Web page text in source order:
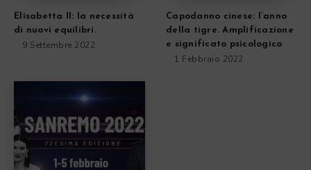
Elisabetta II: la necessità
di nuovi equilibri.
9 Settembre 2022
Capodanno cinese: l’anno
della tigre. Amplificazione
e significato psicologico
1 Febbraio 2022